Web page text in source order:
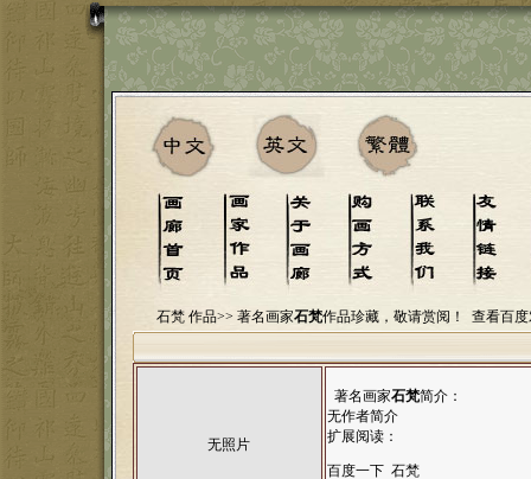
石梵 作品>> 著名画家石梵作品珍藏，敬请赏阅！ 查看百度
无照片
著名画家石梵简介：
无作者简介
扩展阅读：
百度一下 石梵